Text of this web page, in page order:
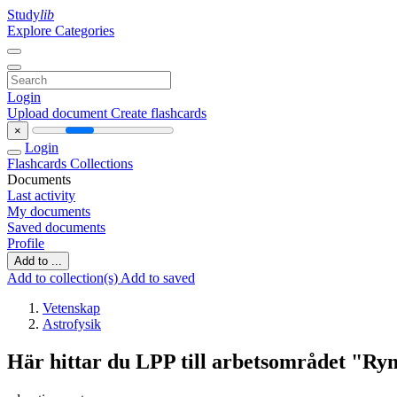
Studylib
Explore Categories
Login
Upload document Create flashcards
×
Login
Flashcards Collections
Documents
Last activity
My documents
Saved documents
Profile
Add to ...
Add to collection(s) Add to saved
Vetenskap
Astrofysik
Här hittar du LPP till arbetsområdet